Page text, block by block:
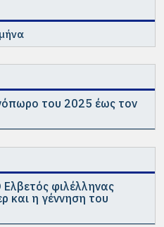
του 2025 έως τον
φιλέλληνας
και η γέννηση του